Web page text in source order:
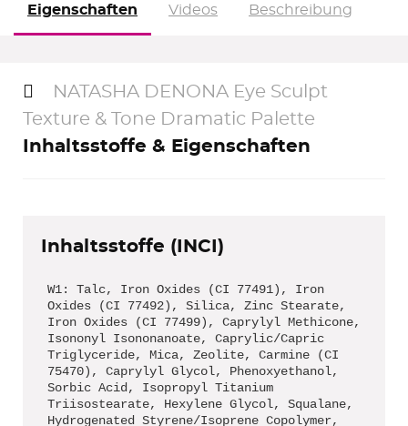
Eigenschaften Videos Beschreibung
NATASHA DENONA Eye Sculpt
Texture & Tone Dramatic Palette
Inhaltsstoffe & Eigenschaften
Inhaltsstoffe (INCI)
W1: Talc, Iron Oxides (CI 77491), Iron
Oxides (CI 77492), Silica, Zinc Stearate,
Iron Oxides (CI 77499), Caprylyl Methicone,
Isononyl Isononanoate, Caprylic/Capric
Triglyceride, Mica, Zeolite, Carmine (CI
75470), Caprylyl Glycol, Phenoxyethanol,
Sorbic Acid, Isopropyl Titanium
Triisostearate, Hexylene Glycol, Squalane,
Hydrogenated Styrene/Isoprene Copolymer,